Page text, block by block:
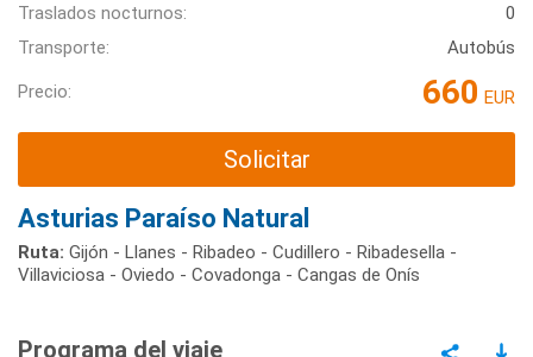
Traslados nocturnos:
0
Transporte:
Autobús
Precio: 660 EUR
Solicitar
Asturias Paraíso Natural
Ruta: Gijón - Llanes - Ribadeo - Cudillero - Ribadesella -
Villaviciosa - Oviedo - Covadonga - Cangas de Onís
Programa del viaje